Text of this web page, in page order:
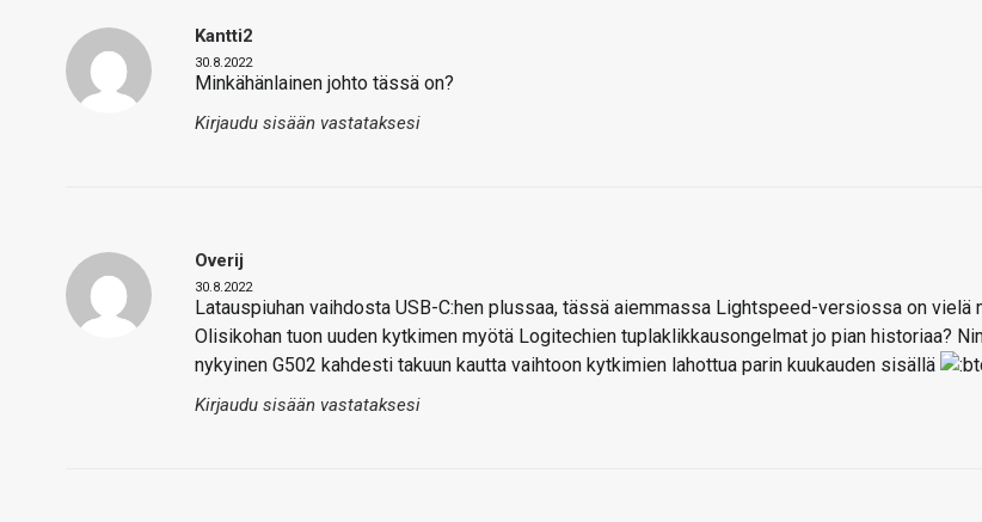
Kantti2
30.8.2022
Minkähänlainen johto tässä on?
Kirjaudu sisään vastataksesi
Overij
30.8.2022
Latauspiuhan vaihdosta USB-C:hen plussaa, tässä aiemmassa Lightspeed-versiossa on vielä
Olisikohan tuon uuden kytkimen myötä Logitechien tuplaklikkausongelmat jo pian historiaa?
nykyinen G502 kahdesti takuun kautta vaihtoon kytkimien lahottua parin kuukauden sisällä
Kirjaudu sisään vastataksesi